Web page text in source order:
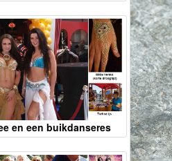
en een buikdanseres